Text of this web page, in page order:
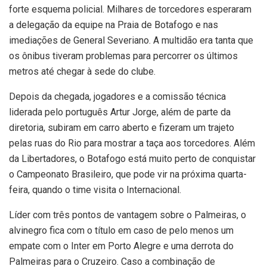
forte esquema policial. Milhares de torcedores esperaram
a delegação da equipe na Praia de Botafogo e nas
imediações de General Severiano. A multidão era tanta que
os ônibus tiveram problemas para percorrer os últimos
metros até chegar à sede do clube.
Depois da chegada, jogadores e a comissão técnica
liderada pelo português Artur Jorge, além de parte da
diretoria, subiram em carro aberto e fizeram um trajeto
pelas ruas do Rio para mostrar a taça aos torcedores. Além
da Libertadores, o Botafogo está muito perto de conquistar
o Campeonato Brasileiro, que pode vir na próxima quarta-
feira, quando o time visita o Internacional.
Líder com três pontos de vantagem sobre o Palmeiras, o
alvinegro fica com o título em caso de pelo menos um
empate com o Inter em Porto Alegre e uma derrota do
Palmeiras para o Cruzeiro. Caso a combinação de